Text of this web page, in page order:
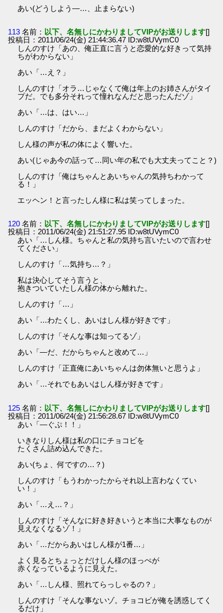
あい(どうしよう―…、止まらない)
113 名前： 以下、名無しにかわりましてVIPがお送りします[]
投稿日：2011/06/24(金) 21:44:36.47 ID:w8tUVymC0
しんのすけ「あの、俺正直に言うと恋愛的な好きって気持
ちがわからない」
あい「…え？」
しんのすけ「オラ…じゃなくて俺は年上のお姉さんがタイ
プだ。でも多分それって憧れなんだと思ったんだゾ」
あい「…は、はい…」
しんのすけ「だから、まだよくわからない」
しん様の声が私の体によく響いた。
あい(じゃあ今の話って…同い年の私でも大丈夫ってこと？)
しんのすけ「俺はちゃんとあいちゃんの気持ちわかって
る！」
エッヘン！と言ったしん様に私は笑ってしまった。
120 名前： 以下、名無しにかわりましてVIPがお送りします[]
投稿日：2011/06/24(金) 21:51:27.95 ID:w8tUVymC0
あい「…しん様。ちゃんと私の気持ち言いたいので言わせ
てください」
しんのすけ「…気持ち…？」
私は決心してそう言うと、
抱きついていたしん様の体から離れた。
しんのすけ「…」
あい「…わたくし、あいはしん様が好きです」
しんのすけ「そんな事は知ってるゾ」
あい「―だ、だからちゃんと改めて…」
しんのすけ「正直俺にあいちゃんは勿体無いと思うよ」
あい「…それでもあいはしん様が好きです」
125 名前： 以下、名無しにかわりましてVIPがお送りします[]
投稿日：2011/06/24(金) 21:56:28.67 ID:w8tUVymC0
あい「―ぐぷ！！」
いきなりしん様は私の口にチョコビを
たくさん詰め込んできた。
あい(ちょ、何ですの…？)
しんのすけ「もうわかったからそれ以上言わなくてい
い！」
あい「…え…？」
しんのすけ「そんなに好き好きいうと本当に大事なものが
見えなくなるゾ！」
あい「…だからあいはしん様が1番…」
よく見るとちょっとだけしん様のほっぺが
赤くなっているように見えた。
あい「…しん様、照れてらっしゃるの？」
しんのすけ「そんな事ないゾ。チョコビが俺を誘惑してく
るだけ」